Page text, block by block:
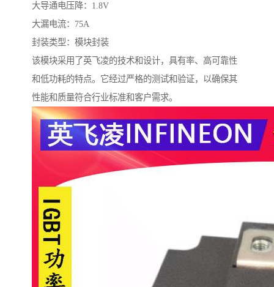
大导通电压降：1.8V
大漏电流：75A
封装类型：模块封装
该模块采用了英飞凌的技术和设计，具有率、高可靠性
和低功耗的特点。它经过严格的测试和验证，以确保其
性能和质量符合行业标准和客户需求。